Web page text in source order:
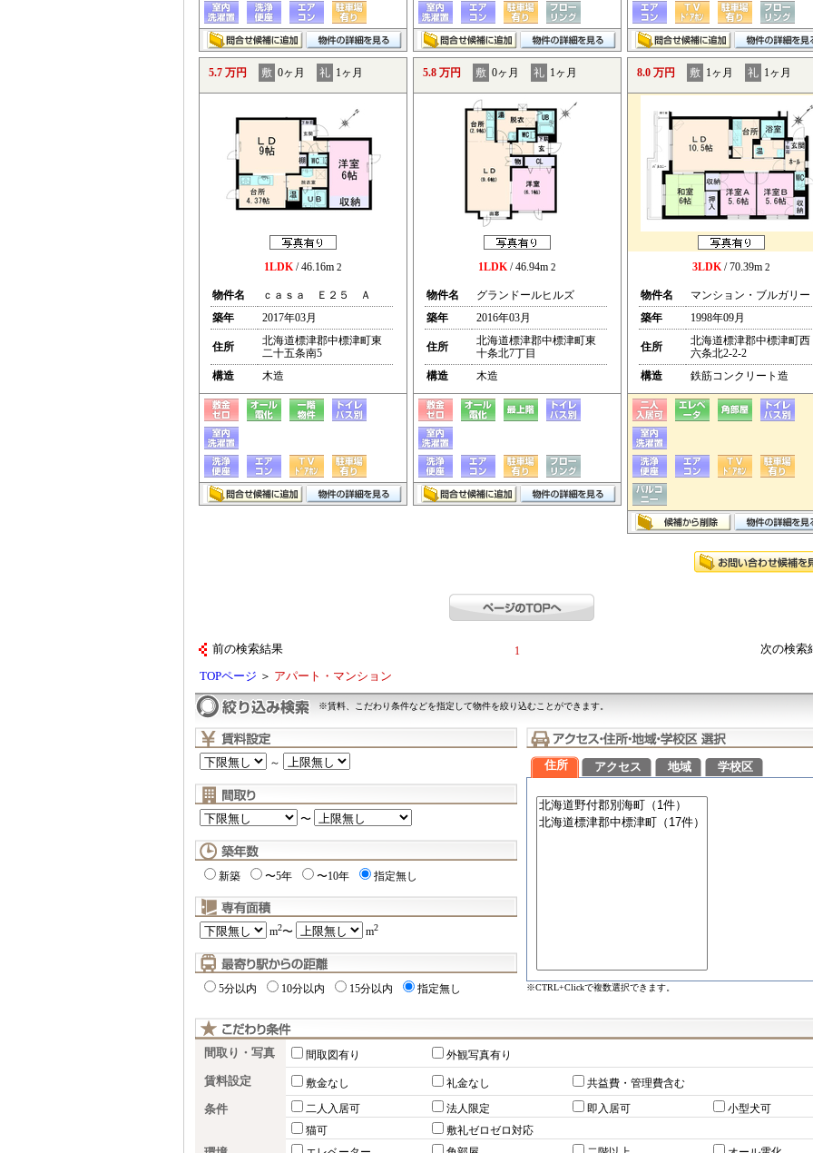
5.7 万円 敷 0ヶ月 礼 1ヶ月
1LDK/ 46.16m 2
物件名
ｃａｓａ Ｅ２５ Ａ
築年
2017年03月
住所
北海道標津郡中標津町東
二十五条南5
構造
木造
5.8 万円 敷 0ヶ月 礼 1ヶ月
1LDK/ 46.94m 2
物件名
グランドールヒルズ
築年
2016年03月
住所
北海道標津郡中標津町東
十条北7丁目
構造
木造
8.0 万円 敷 1ヶ月 礼 1ヶ月
3LDK/ 70.39m 2
物件名
マンション・ブルガリー
築年
1998年09月
住所
北海道標津郡中標津町西
六条北2-2-2
構造
鉄筋コンクリート造
前の検索結果 1 次の検
TOPページ ＞ アパート・マンション
※賃料、こだわり条件などを指定して物件を絞り込むことができます。
～
〜
新築 〜5年 〜10年 指定無し
m2〜 m2
5分以内 10分以内 15分以内 指定無し
住所 アクセス 地域 学校区
※CTRL+Clickで複数選択できます。
間取り・写真 間取図有り 外観写真有り
賃料設定 敷金なし 礼金なし 共益費・管理費含む
条件 二人入居可 法人限定 即入居可
小型犬可
猫可
敷礼ゼロゼロ対応